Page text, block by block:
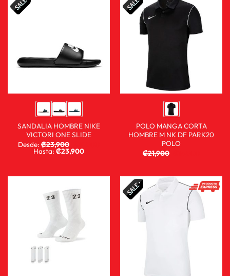
SANDALIA HOMBRE NIKE
VICTORI ONE SLIDE
Desde: ₡23,900
Hasta:₡23,900
POLO MANGA CORTA
HOMBRE M NK DF PARK20
POLO
₡21,900